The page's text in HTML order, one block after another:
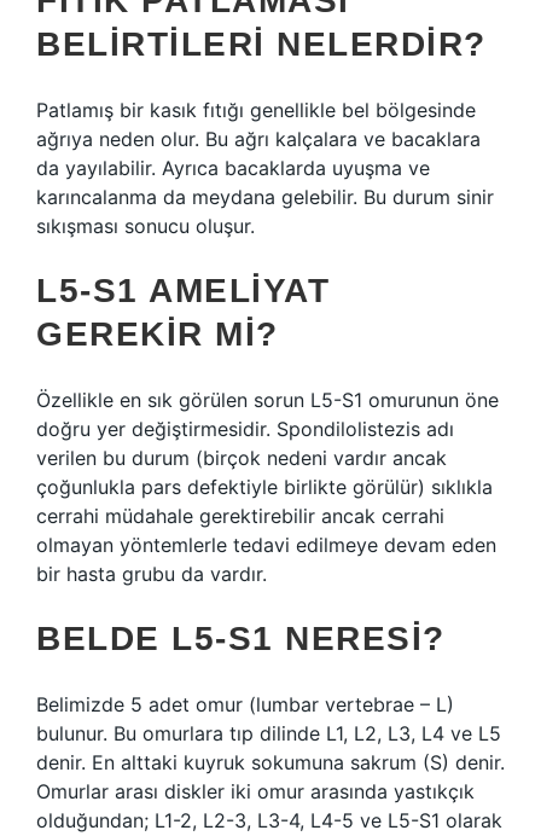
BELIRTILERI NELERDIR?
Patlamış bir kasık fıtığı genellikle bel bölgesinde
ağrıya neden olur. Bu ağrı kalçalara ve bacaklara
da yayılabilir. Ayrıca bacaklarda uyuşma ve
karıncalanma da meydana gelebilir. Bu durum sinir
sıkışması sonucu oluşur.
L5-S1 AMELIYAT
GEREKIR MI?
Özellikle en sık görülen sorun L5-S1 omurunun öne
doğru yer değiştirmesidir. Spondilolistezis adı
verilen bu durum (birçok nedeni vardır ancak
çoğunlukla pars defektiyle birlikte görülür) sıklıkla
cerrahi müdahale gerektirebilir ancak cerrahi
olmayan yöntemlerle tedavi edilmeye devam eden
bir hasta grubu da vardır.
BELDE L5-S1 NERESI?
Belimizde 5 adet omur (lumbar vertebrae – L)
bulunur. Bu omurlara tıp dilinde L1, L2, L3, L4 ve L5
denir. En alttaki kuyruk sokumuna sakrum (S) denir.
Omurlar arası diskler iki omur arasında yastıkçık
olduğundan; L1-2, L2-3, L3-4, L4-5 ve L5-S1 olarak